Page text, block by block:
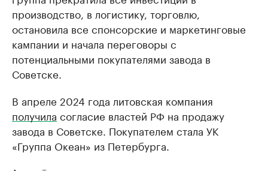
производство, в логистику, торговлю,
остановила все спонсорские и маркетинговые
кампании и начала переговоры с
потенциальными покупателями завода в
Советске.
В апреле 2024 года литовская компания
получила согласие властей РФ на продажу
завода в Советске. Покупателем стала УК
«Группа Океан» из Петербурга.